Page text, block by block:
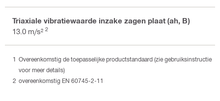
Triaxiale vibratiewaarde inzake zagen plaat (ah, B)
13.0 m/s² 2
Overeenkomstig de toepasselijke productstandaard (zie gebruiksinstructie
voor meer details)
overeenkomstig EN 60745-2-11